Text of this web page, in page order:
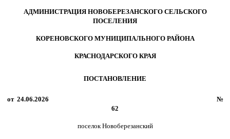
АДМИНИСТРАЦИЯ НОВОБЕРЕЗАНСКОГО СЕЛЬСКОГО
ПОСЕЛЕНИЯ
КОРЕНОВСКОГО МУНИЦИПАЛЬНОГО РАЙОНА
КРАСНОДАРСКОГО КРАЯ
ПОСТАНОВЛЕНИЕ
от 24.06.2026 №
62
поселок Новоберезанский